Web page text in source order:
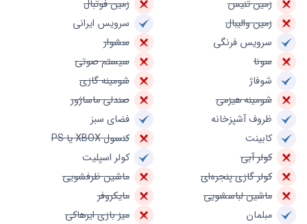
زمین تنیس
زمین فوتبال
زمین والیبال
سرویس ایرانی
سرویس فرنگی
سشوار
سونا
سیستم صوتی
شوفاژ
شومینه گازی
شومینه هیزمی
صندلی ماساژور
ظروف آشپزخانه
فضای سبز
کابینت
کنسول XBOX یا PS
کولر آبی
کولر اسپلیت
کولر گازی پنجره‌ای
ماشین ظرفشویی
ماشین لباسشویی
مایکروفر
مبلمان
میز بازی ایرهاکی